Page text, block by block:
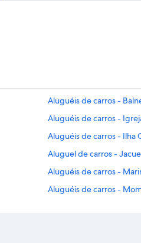
Aluguéis de carros -
Aluguéis de carros -
Aluguéis de carros - Ilha
Aluguel de carros -
Aluguéis de carros -
Aluguéis de carros -